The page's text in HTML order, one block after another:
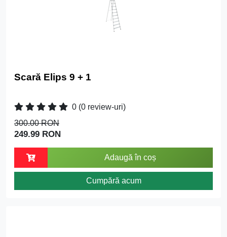
Scară Elips 9 + 1
0 (0 review-uri)
300.00 RON
249.99 RON
Adaugă în coș
Cumpără acum